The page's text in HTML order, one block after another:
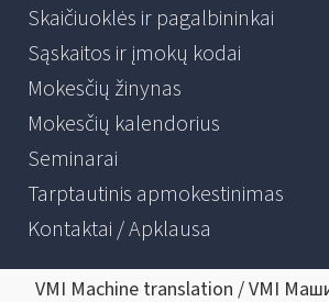
Skaičiuoklės ir pagalbininkai
Sąskaitos ir įmokų kodai
Mokesčių žinynas
Mokesčių kalendorius
Seminarai
Tarptautinis apmokestinimas
Kontaktai / Apklausa
VMI Machine translation / VMI